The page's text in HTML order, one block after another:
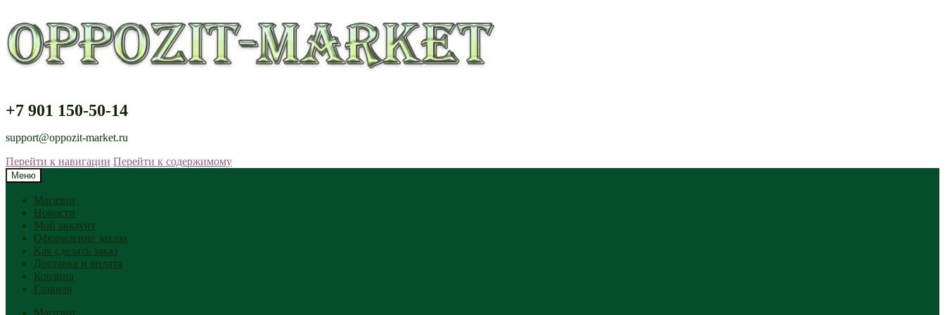
+7 901 150-50-14
support@oppozit-market.ru
Перейти к навигации Перейти к содержимому
Меню
Магазин
Новости
Мой аккаунт
Оформление заказа
Как сделать заказ
Доставка и оплата
Корзина
Главная
Магазин